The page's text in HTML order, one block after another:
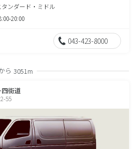
タンダード・ミドル
20:00
043-423-8000
ら 3051m
街道
55